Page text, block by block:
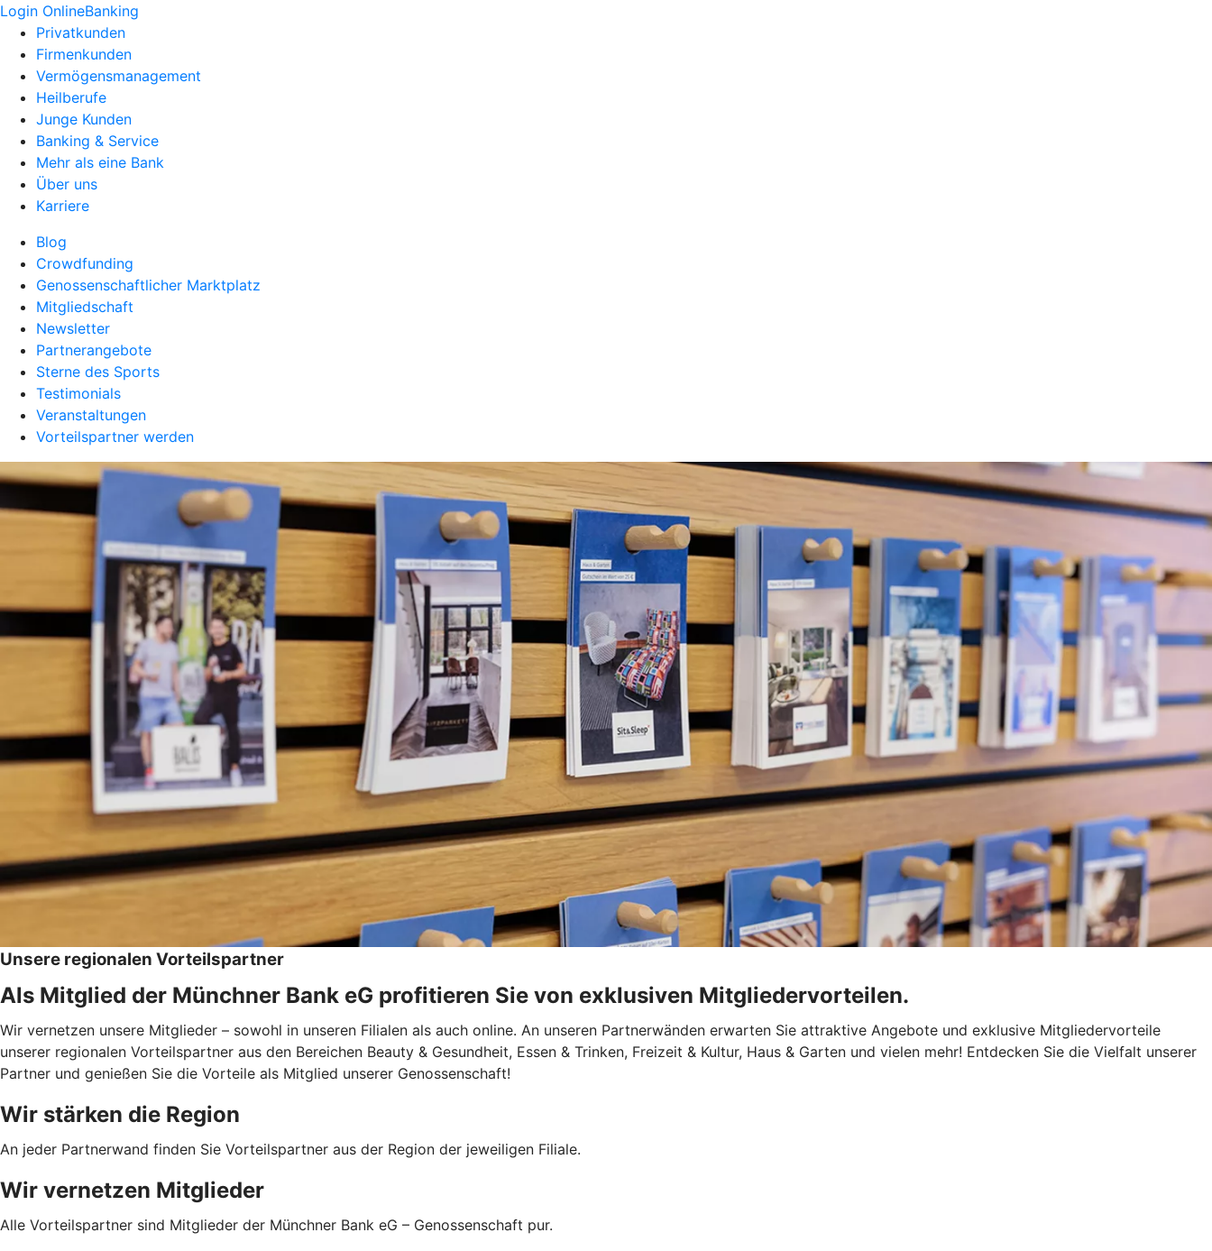
Login OnlineBanking
Privatkunden
Firmenkunden
Vermögensmanagement
Heilberufe
Junge Kunden
Banking & Service
Mehr als eine Bank
Über uns
Karriere
Blog
Crowdfunding
Genossenschaftlicher Marktplatz
Mitgliedschaft
Newsletter
Partnerangebote
Sterne des Sports
Testimonials
Veranstaltungen
Vorteilspartner werden
Unsere regionalen Vorteilspartner
Als Mitglied der Münchner Bank eG profitieren Sie von exklusiven Mitgliedervorteilen.
Wir vernetzen unsere Mitglieder – sowohl in unseren Filialen als auch online. An unseren Partnerwänden erwarten Sie attraktive Angebote und exklusive Mitgliedervorteile
unserer regionalen Vorteilspartner aus den Bereichen Beauty & Gesundheit, Essen & Trinken, Freizeit & Kultur, Haus & Garten und vielen mehr! Entdecken Sie die Vielfalt unserer
Partner und genießen Sie die Vorteile als Mitglied unserer Genossenschaft!
Wir stärken die Region
An jeder Partnerwand finden Sie Vorteilspartner aus der Region der jeweiligen Filiale.
Wir vernetzen Mitglieder
Alle Vorteilspartner sind Mitglieder der Münchner Bank eG – Genossenschaft pur.